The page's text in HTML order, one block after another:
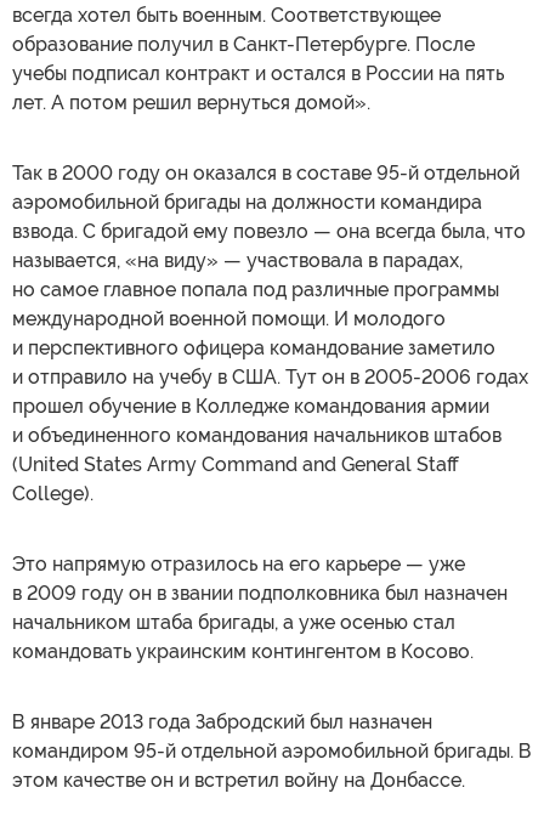
всегда хотел быть военным. Соответствующее
образование получил в Санкт-Петербурге. После
учебы подписал контракт и остался в России на пять
лет. А потом решил вернуться домой».
Так в 2000 году он оказался в составе 95-й отдельной
аэромобильной бригады на должности командира
взвода. С бригадой ему повезло — она всегда была, что
называется, «на виду» — участвовала в парадах,
но самое главное попала под различные программы
международной военной помощи. И молодого
и перспективного офицера командование заметило
и отправило на учебу в США. Тут он в 2005-2006 годах
прошел обучение в Колледже командования армии
и объединенного командования начальников штабов
(United States Army Command and General Staff
College).
Это напрямую отразилось на его карьере — уже
в 2009 году он в звании подполковника был назначен
начальником штаба бригады, а уже осенью стал
командовать украинским контингентом в Косово.
В январе 2013 года Забродский был назначен
командиром 95-й отдельной аэромобильной бригады. В
этом качестве он и встретил войну на Донбассе.